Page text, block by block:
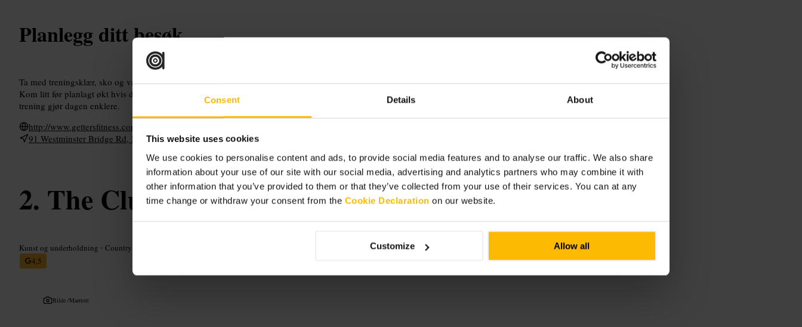
Consent Details About
This website uses cookies
We use cookies to personalise content and ads, to provide social media features and to analyse our traffic. We also share
information about your use of our site with our social media, advertising and analytics partners who may combine it with
other information that you’ve provided to them or that they’ve collected from your use of their services. You can at any
time change or withdraw your consent from the Cookie Declaration on our website.
Customize Allow all
Planlegg ditt besøk
Ta med treningsklær, sko og vannflaske. Sjekk tilgjengelighet før du drar, spesielt på ettermiddagen.
Kom litt før planlagt økt hvis du vil sikre maskiner eller plass til oppvarming. En kort hvileøkt etter
trening gjør dagen enklere.
http://www.gettersfitness.com/
91 Westminster Bridge Rd, London SE1 7HW, UK
The Club at County Hall
Kunst og underholdning • Countryklubb
4,5
Bilde /Marriott